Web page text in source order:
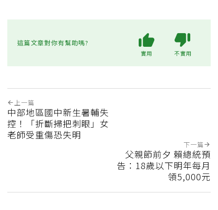
這篇文章對你有幫助嗎?
實用 不實用
上一篇
中部地區國中新生暑輔失
控！「折斷掃把刺眼」女
老師受重傷恐失明
下一篇
父親節前夕 賴總統預
告：18歲以下明年每月
領5,000元